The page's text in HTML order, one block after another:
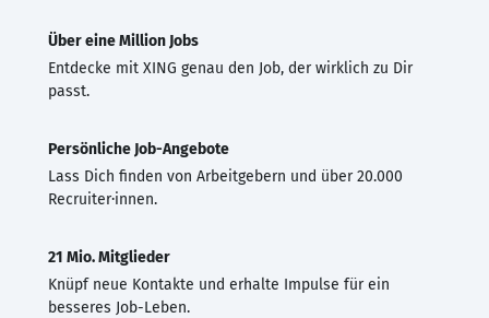
Über eine Million Jobs
Entdecke mit XING genau den Job, der wirklich zu Dir
passt.
Persönliche Job-Angebote
Lass Dich finden von Arbeitgebern und über 20.000
Recruiter·innen.
21 Mio. Mitglieder
Knüpf neue Kontakte und erhalte Impulse für ein
besseres Job-Leben.